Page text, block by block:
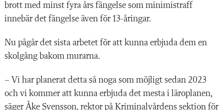
brott med minst fyra års fängelse som minimistraff
innebär det fängelse även för 13-åringar.
Nu pågår det sista arbetet för att kunna erbjuda dem en
skolgång bakom murarna.
– Vi har planerat detta så noga som möjligt sedan 2023
och vi kommer att kunna erbjuda det mesta i läroplanen,
säger Åke Svensson, rektor på Kriminalvårdens sektion för